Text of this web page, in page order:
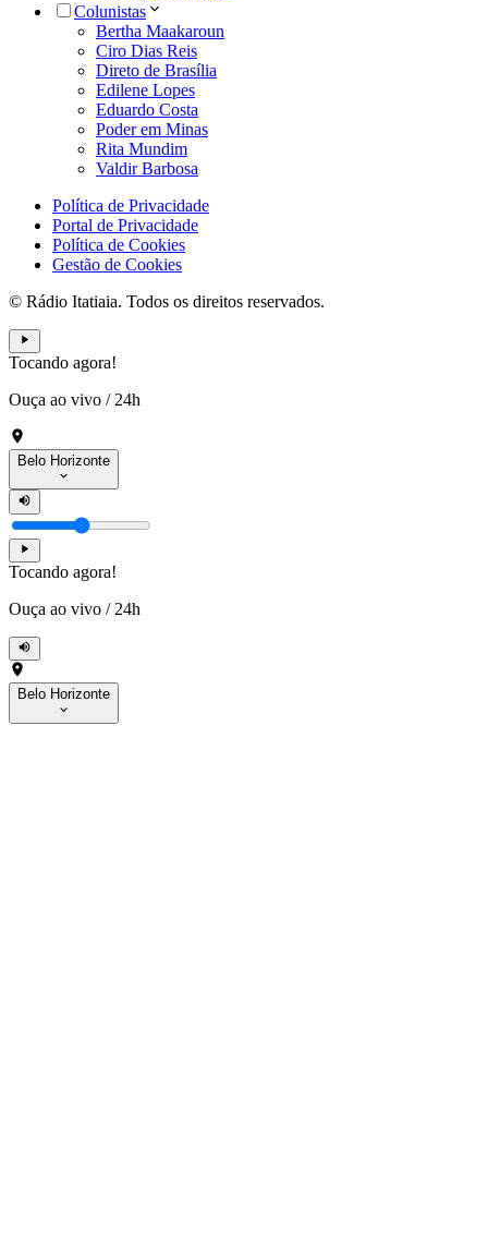
Colunistas
Bertha Maakaroun
Ciro Dias Reis
Direto de Brasília
Edilene Lopes
Eduardo Costa
Poder em Minas
Rita Mundim
Valdir Barbosa
Política de Privacidade
Portal de Privacidade
Política de Cookies
Gestão de Cookies
© Rádio Itatiaia. Todos os direitos reservados.
Tocando agora!
Ouça ao vivo / 24h
Belo Horizonte
Tocando agora!
Ouça ao vivo / 24h
Belo Horizonte